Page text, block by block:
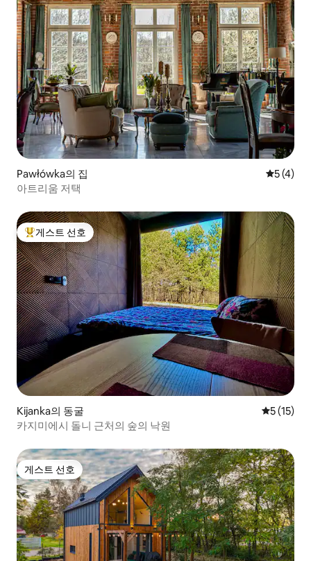
Pawłówka의 집 평점 5점
5 (4)
아트리움 저택
상위 게스트 선호
게스트 선호
Kijanka의 동굴 평점 5점
5 (15)
카지미에시 돌니 근처의 숲의 낙원
게스트 선호
게스트 선호